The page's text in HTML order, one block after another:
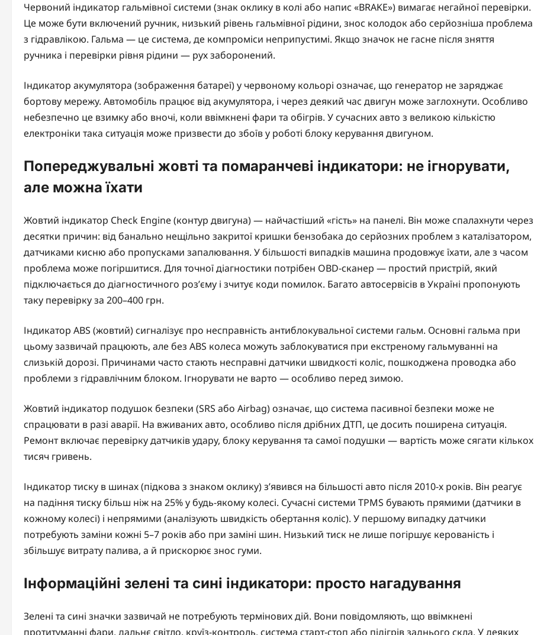
Червоний індикатор гальмівної системи (знак оклику в колі або напис «BRAKE») вимагає негайної перевірки.
Це може бути включений ручник, низький рівень гальмівної рідини, знос колодок або серйозніша проблема
з гідравлікою. Гальма — це система, де компроміси неприпустимі. Якщо значок не гасне після зняття
ручника і перевірки рівня рідини — рух заборонений.
Індикатор акумулятора (зображення батареї) у червоному кольорі означає, що генератор не заряджає
бортову мережу. Автомобіль працює від акумулятора, і через деякий час двигун може заглохнути. Особливо
небезпечно це взимку або вночі, коли ввімкнені фари та обігрів. У сучасних авто з великою кількістю
електроніки така ситуація може призвести до збоїв у роботі блоку керування двигуном.
Попереджувальні жовті та помаранчеві індикатори: не ігнорувати,
але можна їхати
Жовтий індикатор Check Engine (контур двигуна) — найчастіший «гість» на панелі. Він може спалахнути через
десятки причин: від банально нещільно закритої кришки бензобака до серйозних проблем з каталізатором,
датчиками кисню або пропусками запалювання. У більшості випадків машина продовжує їхати, але з часом
проблема може погіршитися. Для точної діагностики потрібен OBD-сканер — простий пристрій, який
підключається до діагностичного роз’єму і зчитує коди помилок. Багато автосервісів в Україні пропонують
таку перевірку за 200–400 грн.
Індикатор ABS (жовтий) сигналізує про несправність антиблокувальної системи гальм. Основні гальма при
цьому зазвичай працюють, але без ABS колеса можуть заблокуватися при екстреному гальмуванні на
слизькій дорозі. Причинами часто стають несправні датчики швидкості коліс, пошкоджена проводка або
проблеми з гідравлічним блоком. Ігнорувати не варто — особливо перед зимою.
Жовтий індикатор подушок безпеки (SRS або Airbag) означає, що система пасивної безпеки може не
спрацювати в разі аварії. На вживаних авто, особливо після дрібних ДТП, це досить поширена ситуація.
Ремонт включає перевірку датчиків удару, блоку керування та самої подушки — вартість може сягати кількох
тисяч гривень.
Індикатор тиску в шинах (підкова з знаком оклику) з’явився на більшості авто після 2010-х років. Він реагує
на падіння тиску більш ніж на 25% у будь-якому колесі. Сучасні системи TPMS бувають прямими (датчики в
кожному колесі) і непрямими (аналізують швидкість обертання коліс). У першому випадку датчики
потребують заміни кожні 5–7 років або при заміні шин. Низький тиск не лише погіршує керованість і
збільшує витрату палива, а й прискорює знос гуми.
Інформаційні зелені та сині індикатори: просто нагадування
Зелені та сині значки зазвичай не потребують термінових дій. Вони повідомляють, що ввімкнені
протитуманні фари, дальнє світло, круїз-контроль, система старт-стоп або підігрів заднього скла. У деяких